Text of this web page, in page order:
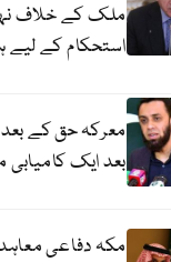
ملک کے خلاف
استحکام کے لیے
معرکہ حق کے
بعد ایک کامیابی
مکہ دفاعی